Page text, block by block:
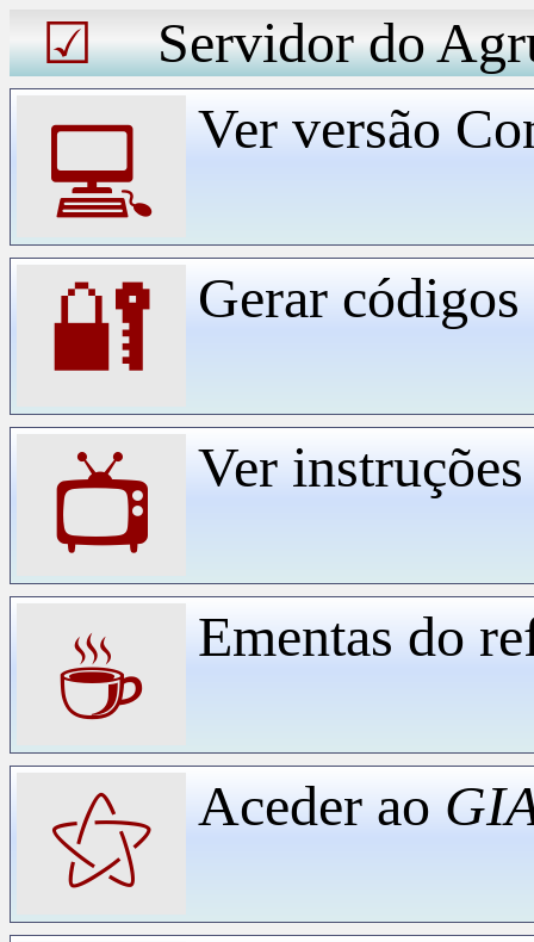
☑ Servidor do
💻 Ver versão
🔐 Gerar
📺 Ver
☕ Ementas do
⚝ Aceder ao